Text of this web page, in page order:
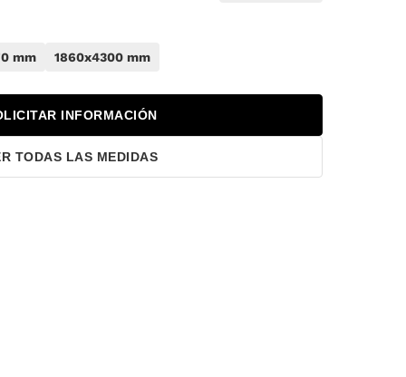
mm 1860x4300 mm
INFORMACIÓN
TODAS LAS MEDIDAS